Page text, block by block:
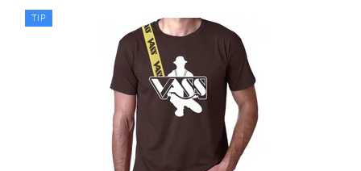
TIP